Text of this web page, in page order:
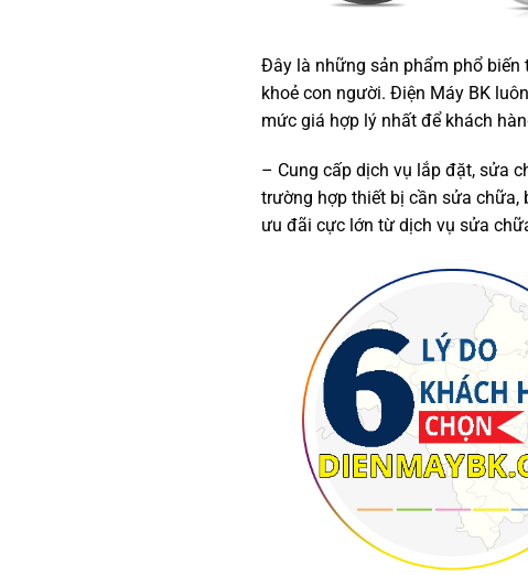
Đây là những sản phẩm phổ biến
khoẻ con người. Điện Máy BK
mức giá hợp lý nhất để khách
– Cung cấp dịch vụ lắp đặt, sửa
trường hợp thiết bị cần sửa chữa,
ưu đãi cực lớn từ dịch vụ sửa